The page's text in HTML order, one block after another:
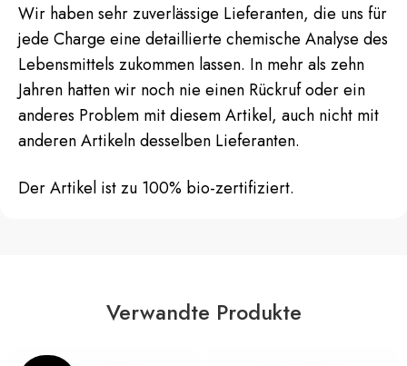
Wir haben sehr zuverlässige Lieferanten, die uns für
jede Charge eine detaillierte chemische Analyse des
Lebensmittels zukommen lassen. In mehr als zehn
Jahren hatten wir noch nie einen Rückruf oder ein
anderes Problem mit diesem Artikel, auch nicht mit
anderen Artikeln desselben Lieferanten.
Der Artikel ist zu 100% bio-zertifiziert.
Verwandte Produkte